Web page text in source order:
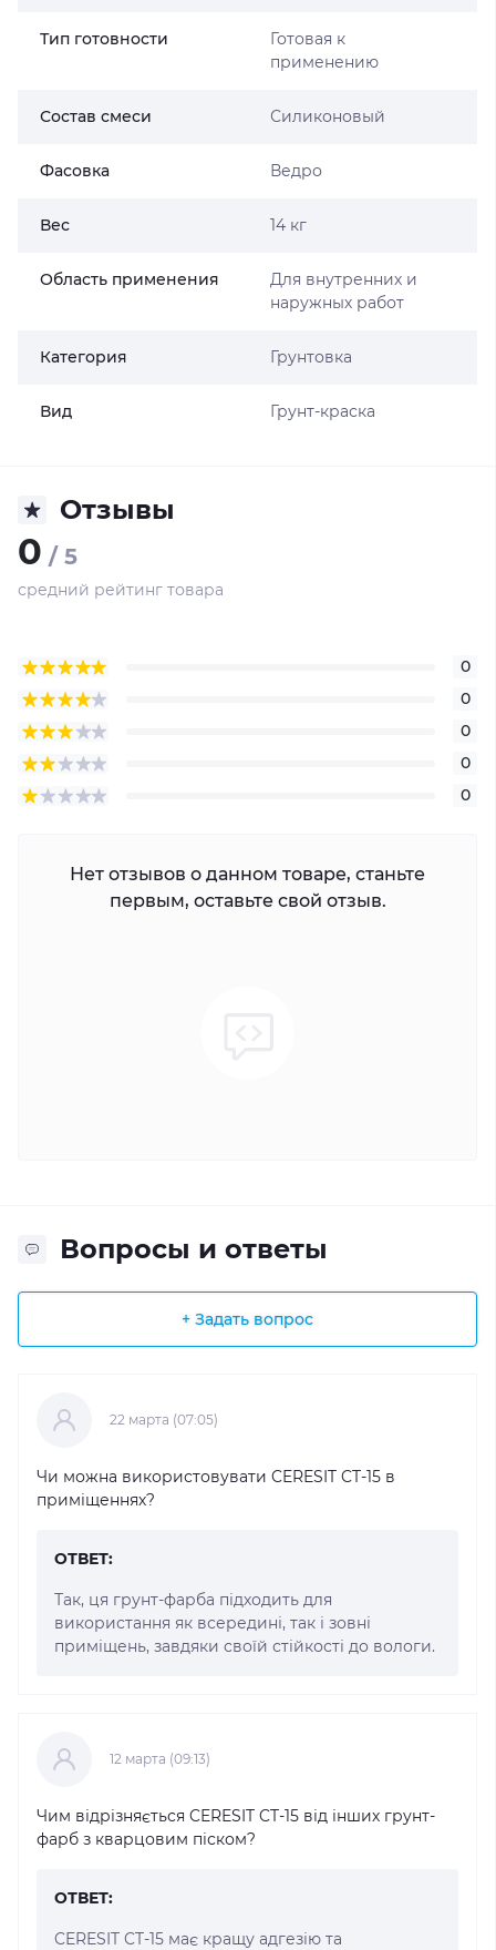
Тип готовности
Готовая к
применению
Состав смеси Силиконовый
Фасовка Ведро
Вес 14 кг
Область применения
Для внутренних и
наружных работ
Категория Грунтовка
Вид Грунт-краска
Отзывы
0 / 5
средний рейтинг товара
0
0
0
0
0
Нет отзывов о данном товаре, станьте
первым, оставьте свой отзыв.
Вопросы и ответы
+ Задать вопрос
22 марта (07:05)
Чи можна використовувати CERESIT CT-15 в
приміщеннях?
ОТВЕТ:
Так, ця грунт-фарба підходить для
використання як всередині, так і зовні
приміщень, завдяки своїй стійкості до вологи.
12 марта (09:13)
Чим відрізняється CERESIT CT-15 від інших грунт-
фарб з кварцовим піском?
ОТВЕТ:
CERESIT CT-15 має кращу адгезію та